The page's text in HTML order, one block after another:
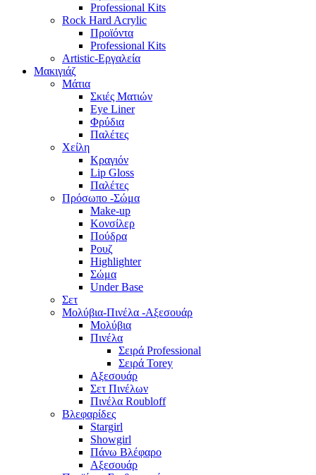
Professional Kits
Rock Hard Acrylic
Προϊόντα
Professional Kits
Artistic-Εργαλεία
Μακιγιάζ
Μάτια
Σκιές Ματιών
Eye Liner
Φρύδια
Παλέτες
Χείλη
Κραγιόν
Lip Gloss
Παλέτες
Πρόσωπο -Σώμα
Make-up
Κονσίλερ
Πούδρα
Ρουζ
Highlighter
Σώμα
Under Base
Σετ
Μολύβια-Πινέλα -Αξεσουάρ
Μολύβια
Πινέλα
Σειρά Professional
Σειρά Torey
Αξεσουάρ
Σετ Πινέλων
Πινέλα Roubloff
Βλεφαρίδες
Stargirl
Showgirl
Πάνω Βλέφαρο
Αξεσουάρ